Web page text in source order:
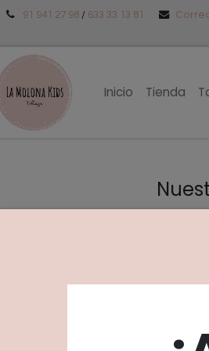
91 941 27 98 / 633 33 13 81
Inicio Tienda
En La Molona creamos talleres
utilizando materiales orgánicos,